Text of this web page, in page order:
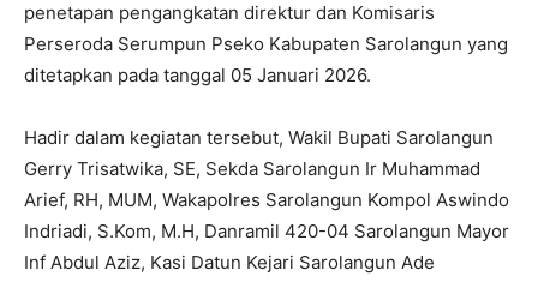
penetapan pengangkatan direktur dan Komisaris
Perseroda Serumpun Pseko Kabupaten Sarolangun yang
ditetapkan pada tanggal 05 Januari 2026.
Hadir dalam kegiatan tersebut, Wakil Bupati Sarolangun
Gerry Trisatwika, SE, Sekda Sarolangun Ir Muhammad
Arief, RH, MUM, Wakapolres Sarolangun Kompol Aswindo
Indriadi, S.Kom, M.H, Danramil 420-04 Sarolangun Mayor
Inf Abdul Aziz, Kasi Datun Kejari Sarolangun Ade